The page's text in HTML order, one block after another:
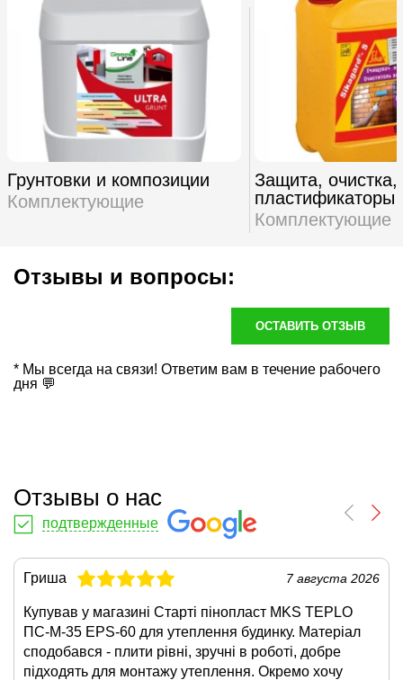
Грунтовки и композиции
Комплектующие
Защита, очистка,
пластификаторы
Комплектующие
Отзывы и вопросы:
ОСТАВИТЬ ОТЗЫВ
* Мы всегда на связи! Ответим вам в течение рабочего
дня 💬
Отзывы о нас
подтвержденные
Гриша 7 августа 2026
Купував у магазині Старті пінопласт MKS TEPLO
ПС-М-35 EPS-60 для утеплення будинку. Матеріал
сподобався - плити рівні, зручні в роботі, добре
підходять для монтажу утеплення. Окремо хочу